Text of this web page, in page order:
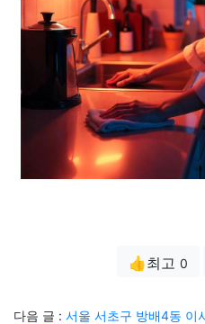
👍최고 0
다음 글 : 서울 서초구 방배4동 이